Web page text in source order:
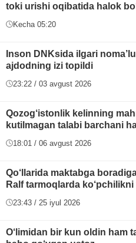
toki urishi oqibatida halok
Kecha 05:20
Inson DNKsida ilgari
ajdodning izi topildi
23:22 / 03 avgust 2026
Qozog‘istonlik kelinning
kutilmagan talabi barchani
18:01 / 06 avgust 2026
Qo‘llarida maktabga
Ralf tarmoqlarda ko‘pchilikni
23:43 / 25 iyul 2026
O‘limidan bir kun oldin ham